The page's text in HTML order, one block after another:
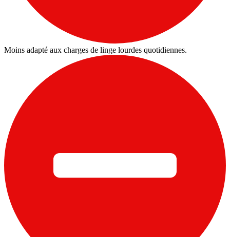
Moins adapté aux charges de linge lourdes quotidiennes.